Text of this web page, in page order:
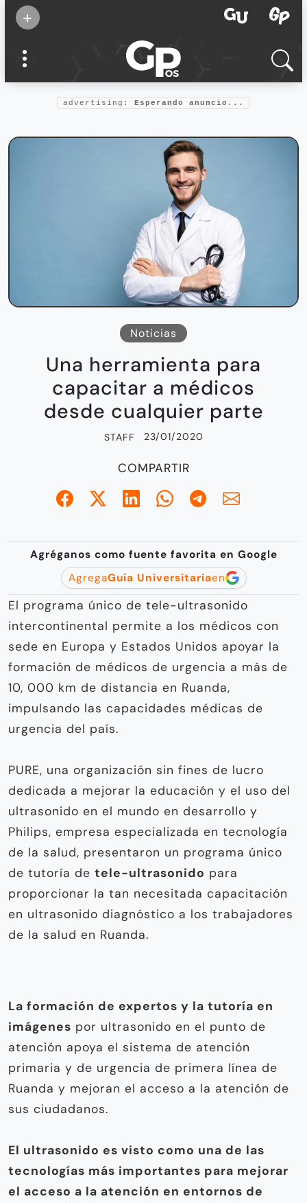
+
confianza
Foro salud
advertising: Esperando anuncio...
Noticias
Una herramienta para
capacitar a médicos
desde cualquier parte
STAFF 23/01/2020
COMPARTIR
Agréganos como fuente favorita en Google
AgregaGuía Universitariaen
El programa único de tele-ultrasonido
intercontinental permite a los médicos con
sede en Europa y Estados Unidos apoyar la
formación de médicos de urgencia a más de
10, 000 km de distancia en Ruanda,
impulsando las capacidades médicas de
urgencia del país.
PURE, una organización sin fines de lucro
dedicada a mejorar la educación y el uso del
ultrasonido en el mundo en desarrollo y
Philips, empresa especializada en tecnología
de la salud, presentaron un programa único
de tutoría de tele-ultrasonido para
proporcionar la tan necesitada capacitación
en ultrasonido diagnóstico a los trabajadores
de la salud en Ruanda.
La formación de expertos y la tutoría en
imágenes por ultrasonido en el punto de
atención apoya el sistema de atención
primaria y de urgencia de primera línea de
Ruanda y mejoran el acceso a la atención de
sus ciudadanos.
El ultrasonido es visto como una de las
tecnologías más importantes para mejorar
el acceso a la atención en entornos de